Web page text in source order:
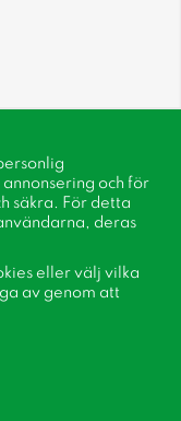
och för
säkra. För detta
deras
eller välj vilka
av genom att